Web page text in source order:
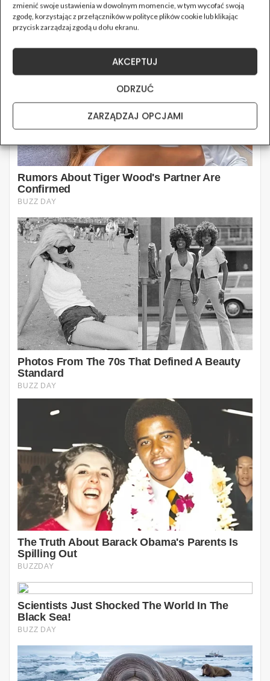
zmienić swoje ustawienia w dowolnym momencie, w tym wycofać swoją
zgodę, korzystając z przełączników w polityce plików cookie lub klikając
przycisk zarządzaj zgodą u dołu ekranu.
AKCEPTUJ
ODRZUĆ
ZARZĄDZAJ OPCJAMI